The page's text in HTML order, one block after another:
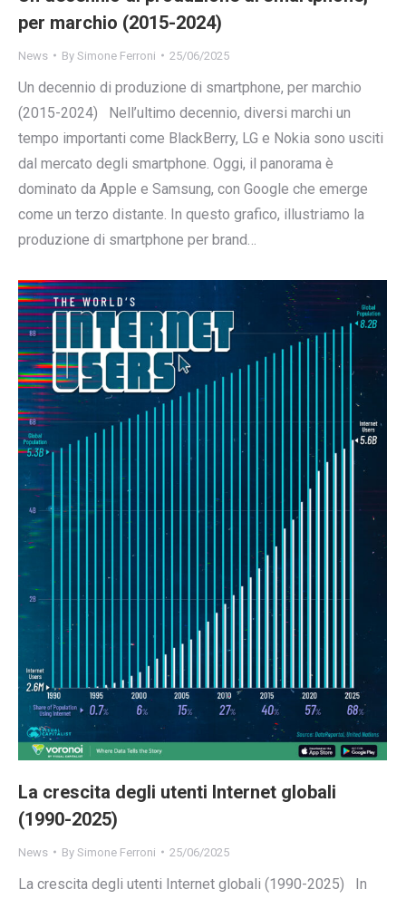
per marchio (2015-2024)
News By Simone Ferroni 25/06/2025
Un decennio di produzione di smartphone, per marchio
(2015-2024) Nell’ultimo decennio, diversi marchi un
tempo importanti come BlackBerry, LG e Nokia sono usciti
dal mercato degli smartphone. Oggi, il panorama è
dominato da Apple e Samsung, con Google che emerge
come un terzo distante. In questo grafico, illustriamo la
produzione di smartphone per brand…
La crescita degli utenti Internet globali
(1990-2025)
News By Simone Ferroni 25/06/2025
La crescita degli utenti Internet globali (1990-2025) In